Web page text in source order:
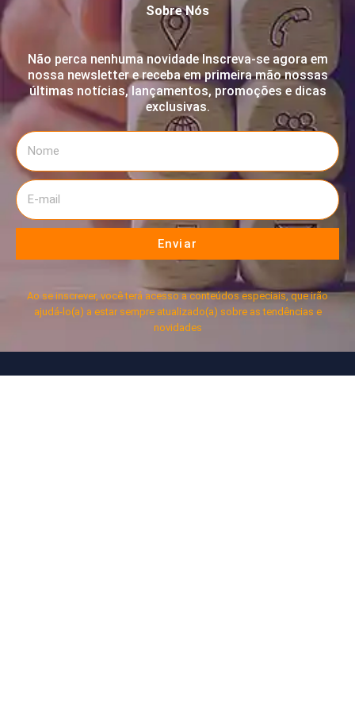
Sobre Nós
Não perca nenhuma novidade Inscreva-se agora em
nossa newsletter e receba em primeira mão nossas
últimas notícias, lançamentos, promoções e dicas
exclusivas.
Enviar
Ao se inscrever, você terá acesso a conteúdos especiais, que irão
ajudá-lo(a) a estar sempre atualizado(a) sobre as tendências e
novidades